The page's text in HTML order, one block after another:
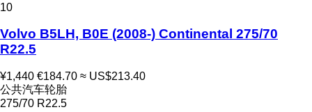
10
Volvo B5LH, B0E (2008-) Continental 275/70
R22.5
¥1,440 €184.70 ≈ US$213.40
公共汽车轮胎
275/70 R22.5